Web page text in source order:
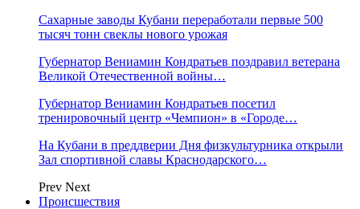
Сахарные заводы Кубани переработали первые 500
тысяч тонн свеклы нового урожая
Губернатор Вениамин Кондратьев поздравил ветерана
Великой Отечественной войны…
Губернатор Вениамин Кондратьев посетил
тренировочный центр «Чемпион» в «Городе…
На Кубани в преддверии Дня физкультурника открыли
Зал спортивной славы Краснодарского…
Prev Next
Происшествия